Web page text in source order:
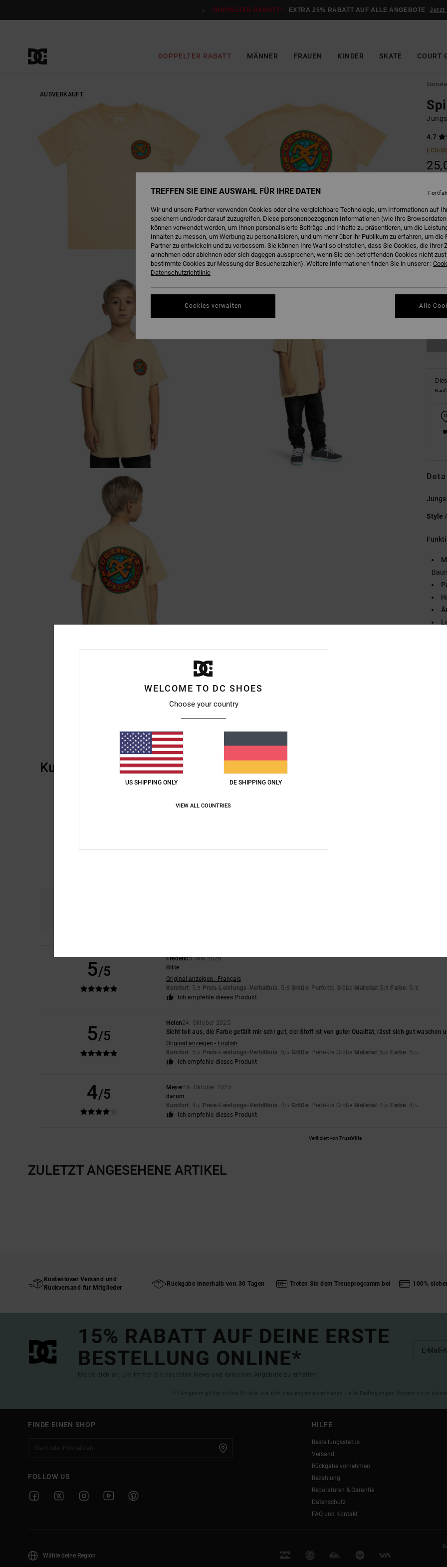
DOPPELTER RABATT*: EXTRA 25% RABATT AUF ALLE ANGEBOTE Jetzt
DOPPELTER RABATT MÄNNER FRAUEN KINDER SKATE COURT
AUSVERKAUFT
Startseite
4.7
ECO-
Farbe
Jungs
Style
Kundenbewertungen
5/5
Frederic5. Mai 2026
Bitte
Original anzeigen - Français
Komfort: 5/5 Preis-Leistungs-Verhältnis: 5/5 Größe: Perfekte Größe Material : 5 /5 Farbe: 5/5
Ich empfehle dieses Produkt
5/5
Helen24. Oktober 2025
Sieht toll aus, die Farbe gefällt mir sehr gut, der Stoff ist von guter Qualität, lässt sich gut waschen
Original anzeigen - English
Komfort: 5/5 Preis-Leistungs-Verhältnis: 5/5 Größe: Perfekte Größe Material : 5 /5 Farbe: 5/5
Ich empfehle dieses Produkt
4/5 Meyer16. Oktober 2025
darum
Komfort: 4/5 Preis-Leistungs-Verhältnis: 4/5 Größe: Perfekte Größe Material : 4 /5 Farbe: 4/5
Ich empfehle dieses Produkt
Verifiziert von TrustVille
ZULETZT ANGESEHENE ARTIKEL
Kostenloser Versand und
Rückversand für Mitglieder
Rückgabe innerhalb von 30 Tagen Treten Sie dem Treueprogramm bei 100%
15% RABATT AUF DEINE ERSTE
BESTELLUNG ONLINE*
Melde dich an, um immer die neuesten News und exklusive Angebote zu erhalten.
(*) Angebot gültig online für alle, die sich neu angemeldet haben - Alle Bedingungen findest du in
FINDE EINEN SHOP
FOLLOW US
HILFE
Bestellungsstatus
Versand
Rückgabe vornehmen
Bezahlung
Reparaturen & Garantie
Datenschutz
FAQ und Kontakt
Wähle deine Region
WELCOME TO DC SHOES
Choose your country
US SHIPPING ONLY DE SHIPPING ONLY
VIEW ALL COUNTRIES
TREFFEN SIE EINE AUSWAHL FÜR IHRE DATEN
Wir und unsere Partner verwenden Cookies oder eine vergleichbare Technologie, um Informationen auf
speichern und/oder darauf zuzugreifen. Diese personenbezogenen Informationen (wie Ihre
können verwendet werden, um Ihnen personalisierte Beiträge und Inhalte zu präsentieren, um die
Inhalten zu messen, um Werbung zu personalisieren, und um mehr über ihr Publikum zu erfahren, um die
Partner zu entwickeln und zu verbessern. Sie können Ihre Wahl so einstellen, dass Sie Cookies, die Ihrer
annehmen oder ablehnen oder sich dagegen aussprechen, wenn Sie den betreffenden Cookies nicht
bestimmte Cookies zur Messung der Besucherzahlen). Weitere Informationen finden Sie in unserer :
Datenschutzrichtlinie
Cookies verwalten Alle